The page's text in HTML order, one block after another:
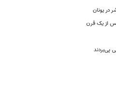
در یونان
از یک قرن
پی‌بردند